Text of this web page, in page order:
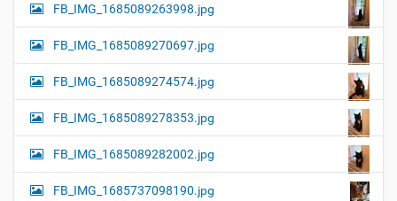
FB_IMG_1685089263998.jpg
FB_IMG_1685089270697.jpg
FB_IMG_1685089274574.jpg
FB_IMG_1685089278353.jpg
FB_IMG_1685089282002.jpg
FB_IMG_1685737098190.jpg